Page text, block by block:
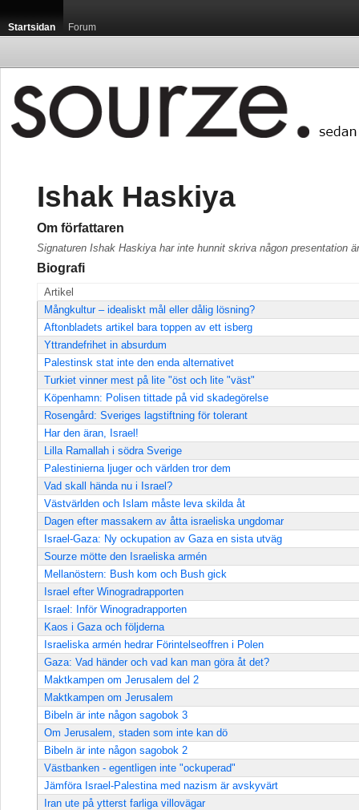
Startsidan Forum
Ishak Haskiya
Om författaren
Signaturen Ishak Haskiya har inte hunnit skriva någon presentation
Biografi
Artikel
Mångkultur – idealiskt mål eller dålig lösning?
Aftonbladets artikel bara toppen av ett isberg
Yttrandefrihet in absurdum
Palestinsk stat inte den enda alternativet
Turkiet vinner mest på lite "öst och lite "väst"
Köpenhamn: Polisen tittade på vid skadegörelse
Rosengård: Sveriges lagstiftning för tolerant
Har den äran, Israel!
Lilla Ramallah i södra Sverige
Palestinierna ljuger och världen tror dem
Vad skall hända nu i Israel?
Västvärlden och Islam måste leva skilda åt
Dagen efter massakern av åtta israeliska ungdomar
Israel-Gaza: Ny ockupation av Gaza en sista utväg
Sourze mötte den Israeliska armén
Mellanöstern: Bush kom och Bush gick
Israel efter Winogradrapporten
Israel: Inför Winogradrapporten
Kaos i Gaza och följderna
Israeliska armén hedrar Förintelseoffren i Polen
Gaza: Vad händer och vad kan man göra åt det?
Maktkampen om Jerusalem del 2
Maktkampen om Jerusalem
Bibeln är inte någon sagobok 3
Om Jerusalem, staden som inte kan dö
Bibeln är inte någon sagobok 2
Västbanken - egentligen inte "ockuperad"
Jämföra Israel-Palestina med nazism är avskyvärt
Iran ute på ytterst farliga villovägar